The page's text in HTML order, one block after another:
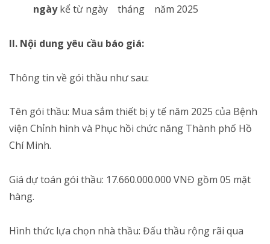
ngàykể từ ngày tháng năm 2025
II. Nội dung yêu cầu báo giá:
Thông tin về gói thầu như sau:
Tên gói thầu: Mua sắm thiết bị y tế năm 2025 của Bệnh
viện Chỉnh hình và Phục hồi chức năng Thành phố Hồ
Chí Minh.
Giá dự toán gói thầu: 17.660.000.000 VNĐ gồm 05 mặt
hàng.
Hình thức lựa chọn nhà thầu: Đấu thầu rộng rãi qua